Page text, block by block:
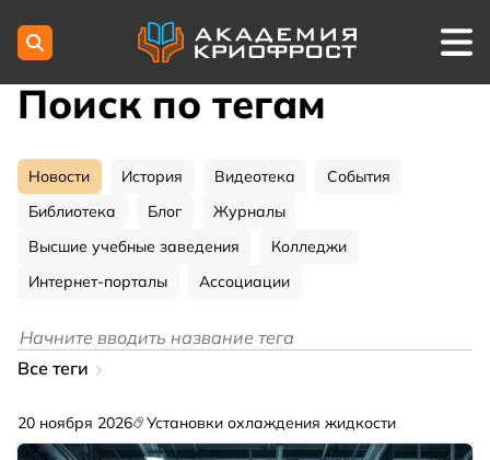
Поиск по тегам
Новости История Видеотека
События
Библиотека
Блог
Журналы
Высшие учебные заведения
Колледжи
Интернет-порталы
Ассоциации
Все теги
20 ноября 2026 Установки охлаждения жидкости